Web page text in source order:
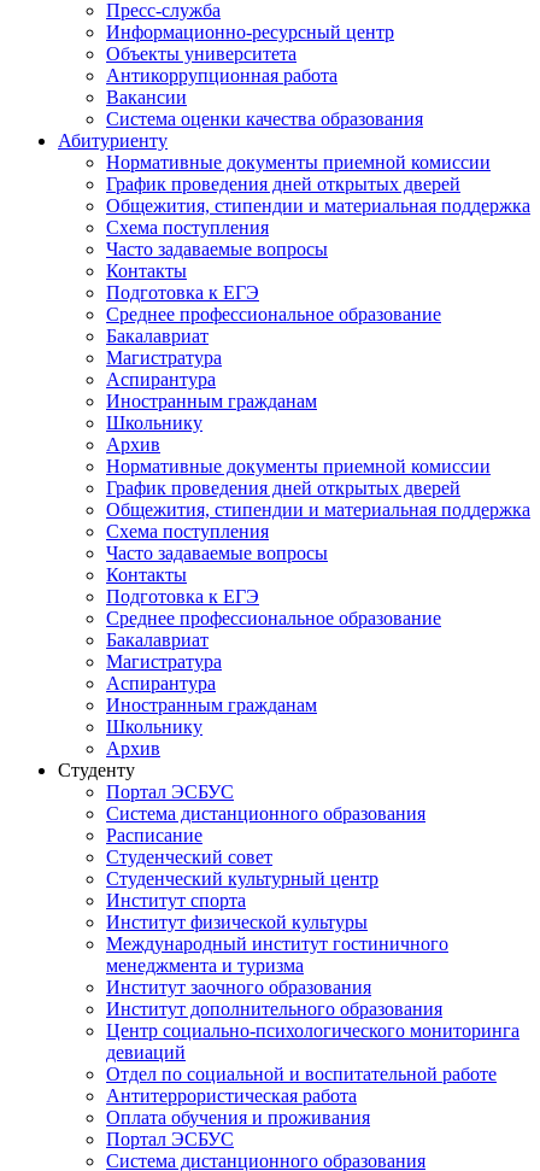
Пресс-служба
Информационно-ресурсный центр
Объекты университета
Антикоррупционная работа
Вакансии
Система оценки качества образования
Абитуриенту
Нормативные документы приемной комиссии
График проведения дней открытых дверей
Общежития, стипендии и материальная поддержка
Схема поступления
Часто задаваемые вопросы
Контакты
Подготовка к ЕГЭ
Среднее профессиональное образование
Бакалавриат
Магистратура
Аспирантура
Иностранным гражданам
Школьнику
Архив
Нормативные документы приемной комиссии
График проведения дней открытых дверей
Общежития, стипендии и материальная поддержка
Схема поступления
Часто задаваемые вопросы
Контакты
Подготовка к ЕГЭ
Среднее профессиональное образование
Бакалавриат
Магистратура
Аспирантура
Иностранным гражданам
Школьнику
Архив
Студенту
Портал ЭСБУС
Система дистанционного образования
Расписание
Студенческий совет
Студенческий культурный центр
Институт спорта
Институт физической культуры
Международный институт гостиничного
менеджмента и туризма
Институт заочного образования
Институт дополнительного образования
Центр социально-психологического мониторинга
девиаций
Отдел по социальной и воспитательной работе
Антитеррористическая работа
Оплата обучения и проживания
Портал ЭСБУС
Система дистанционного образования